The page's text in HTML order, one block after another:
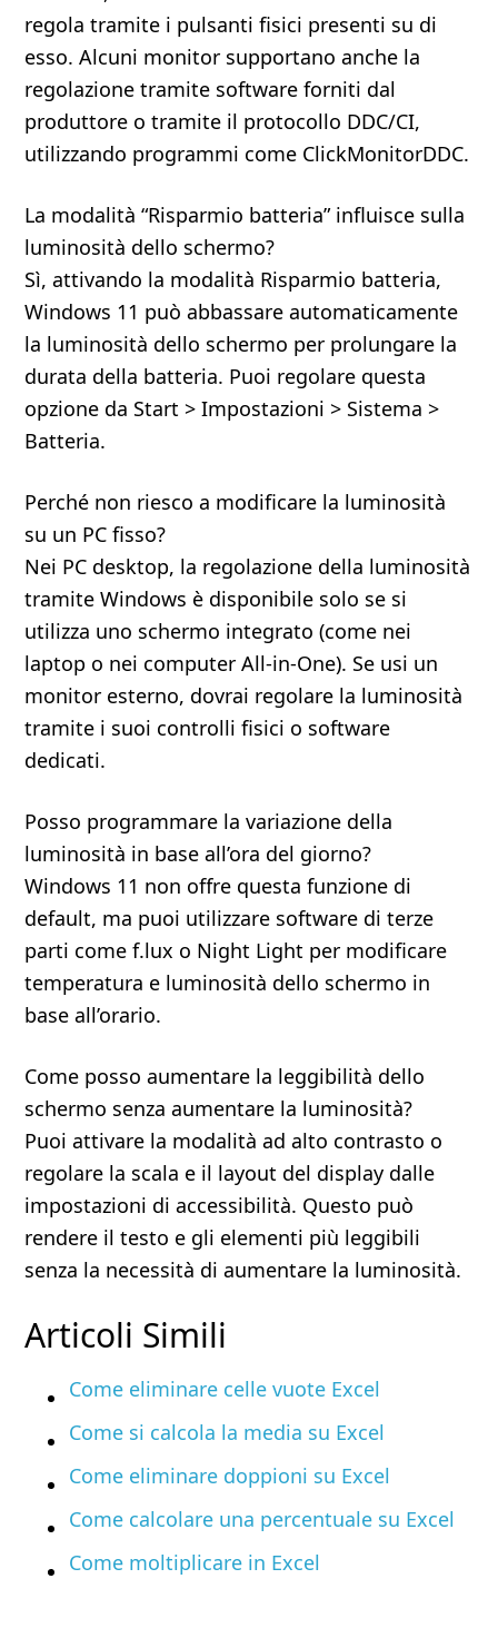
regola tramite i pulsanti fisici presenti su di
esso. Alcuni monitor supportano anche la
regolazione tramite software forniti dal
produttore o tramite il protocollo DDC/CI,
utilizzando programmi come ClickMonitorDDC.
La modalità “Risparmio batteria” influisce sulla
luminosità dello schermo?
Sì, attivando la modalità Risparmio batteria,
Windows 11 può abbassare automaticamente
la luminosità dello schermo per prolungare la
durata della batteria. Puoi regolare questa
opzione da Start > Impostazioni > Sistema >
Batteria.
Perché non riesco a modificare la luminosità
su un PC fisso?
Nei PC desktop, la regolazione della luminosità
tramite Windows è disponibile solo se si
utilizza uno schermo integrato (come nei
laptop o nei computer All-in-One). Se usi un
monitor esterno, dovrai regolare la luminosità
tramite i suoi controlli fisici o software
dedicati.
Posso programmare la variazione della
luminosità in base all’ora del giorno?
Windows 11 non offre questa funzione di
default, ma puoi utilizzare software di terze
parti come f.lux o Night Light per modificare
temperatura e luminosità dello schermo in
base all’orario.
Come posso aumentare la leggibilità dello
schermo senza aumentare la luminosità?
Puoi attivare la modalità ad alto contrasto o
regolare la scala e il layout del display dalle
impostazioni di accessibilità. Questo può
rendere il testo e gli elementi più leggibili
senza la necessità di aumentare la luminosità.
Articoli Simili
Come eliminare celle vuote Excel​
Come si calcola la media su Excel​
Come eliminare doppioni su Excel​
Come calcolare una percentuale su Excel​
Come moltiplicare in Excel​